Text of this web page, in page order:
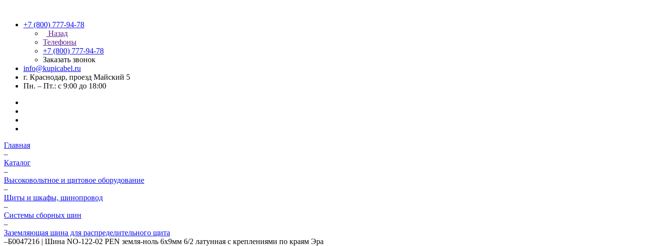
+7 (800) 777-94-78
Назад
Телефоны
+7 (800) 777-94-78
Заказать звонок
info@kupicabel.ru
г. Краснодар, проезд Майский 5
Пн. – Пт.: с 9:00 до 18:00
Главная
–
Каталог
–
Высоковольтное и щитовое оборудование
–
Щиты и шкафы, шинопровод
–
Системы сборных шин
–
Заземляющая шина для распределительного щита
–Б0047216 | Шина NO-122-02 PEN земля-ноль 6х9мм 6/2 латунная с креплениями по краям Эра